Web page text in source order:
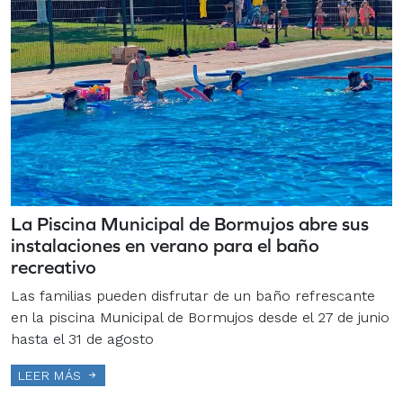
La Piscina Municipal de Bormujos abre sus
instalaciones en verano para el baño
recreativo
Las familias pueden disfrutar de un baño refrescante
en la piscina Municipal de Bormujos desde el 27 de junio
hasta el 31 de agosto
LEER MÁS